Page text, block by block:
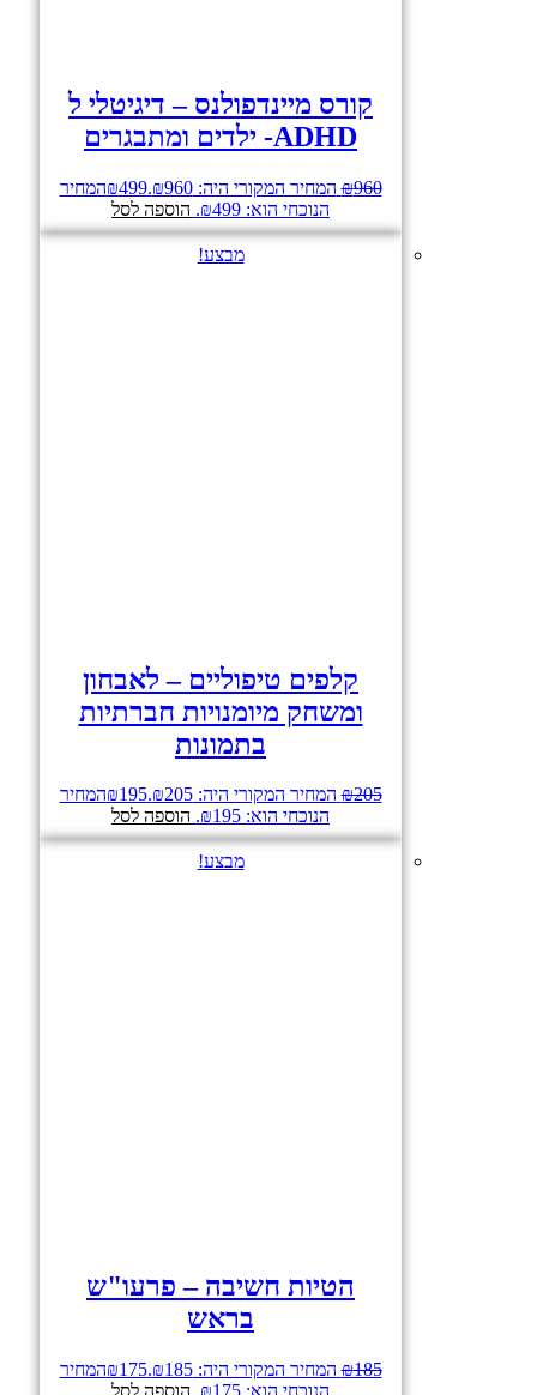
קורס מיינדפולנס – דיגיטלי ל
ADHD- ילדים ומתבגרים
₪960 המחיר המקורי היה: ₪960. ₪499
המחיר
הנוכחי הוא: ₪499.
הוספה לסל
מבצע!
קלפים טיפוליים – לאבחון
ומשחק מיומנויות חברתיות
בתמונות
₪205 המחיר המקורי היה: ₪205. ₪195
המחיר
הנוכחי הוא: ₪195.
הוספה לסל
מבצע!
הטיות חשיבה – פרעו"ש
בראש
₪185 המחיר המקורי היה: ₪185. ₪175
המחיר